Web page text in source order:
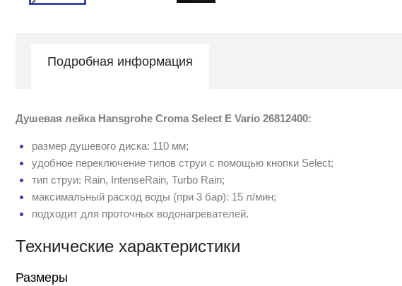
Подробная информация
Душевая лейка Hansgrohe Croma Select E Vario 26812400:
размер душевого диска: 110 мм;
удобное переключение типов струи с помощью кнопки Select;
тип струи: Rain, IntenseRain, Turbo Rain;
максимальный расход воды (при 3 бар): 15 л/мин;
подходит для проточных водонагревателей.
Технические характеристики
Размеры